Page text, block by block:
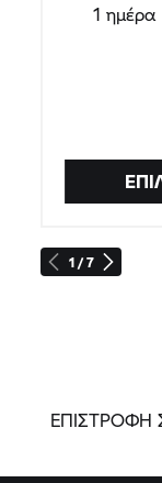
1 / 7
1 ημέρα
ΕΠΙΣΤΡΟΦΗ